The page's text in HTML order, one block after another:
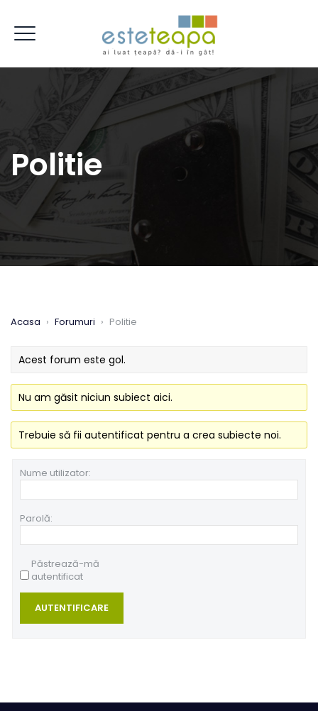
Politie
Acasa › Forumuri › Politie
Acest forum este gol.
Nu am găsit niciun subiect aici.
Trebuie să fii autentificat pentru a crea subiecte noi.
Nume utilizator:
Parolă:
Păstrează-mă
autentificat
AUTENTIFICARE